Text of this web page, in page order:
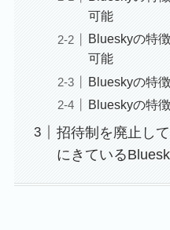
可能
Blueskyの特
可能
Blueskyの特
Blueskyの特
招待制を廃止し
にきている